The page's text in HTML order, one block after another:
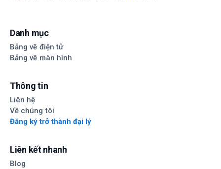
Danh mục
Bảng vẽ điện tử
Bảng vẽ màn hình
Thông tin
Liên hệ
Về chúng tôi
Đăng ký trở thành đại lý
Liên kết nhanh
Blog